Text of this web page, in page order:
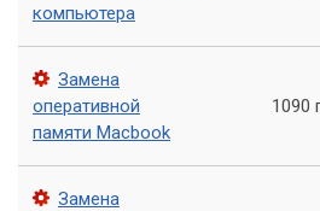
уровней его проверки
отсеивание бракованных
потребительских изделий.
компьютера
Замена
оперативной
памяти Macbook
1090
Замена